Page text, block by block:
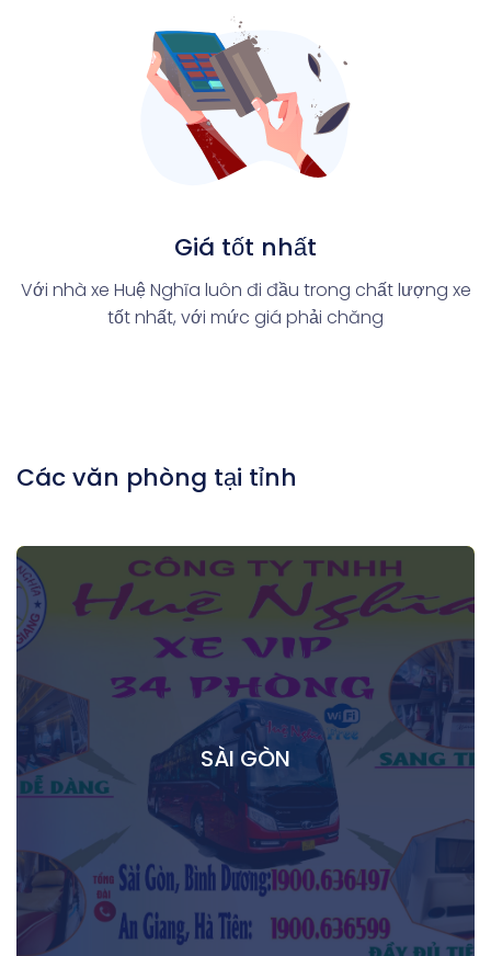
Giá tốt nhất
Với nhà xe Huệ Nghĩa luôn đi đầu trong chất lượng xe
tốt nhất, với mức giá phải chăng
Các văn phòng tại tỉnh
SÀI GÒN